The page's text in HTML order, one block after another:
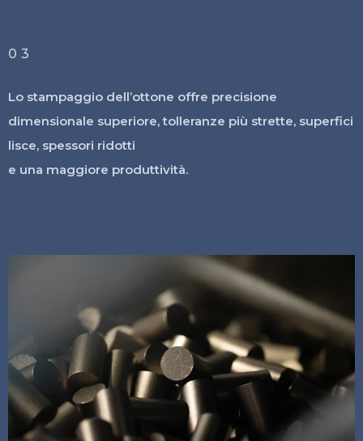
03
Lo stampaggio dell’ottone offre precisione
dimensionale superiore, tolleranze più strette, superfici
lisce, spessori ridotti
e una maggiore produttività.